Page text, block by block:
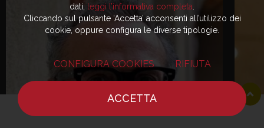
dati,
leggi l’informativa completa
Cliccando sul pulsante ‘Accetta’ acconsenti all’utilizzo dei
cookie, oppure configura le diverse tipologie.
CONFIGURA COOKIES RIFIUTA
ACCETTA